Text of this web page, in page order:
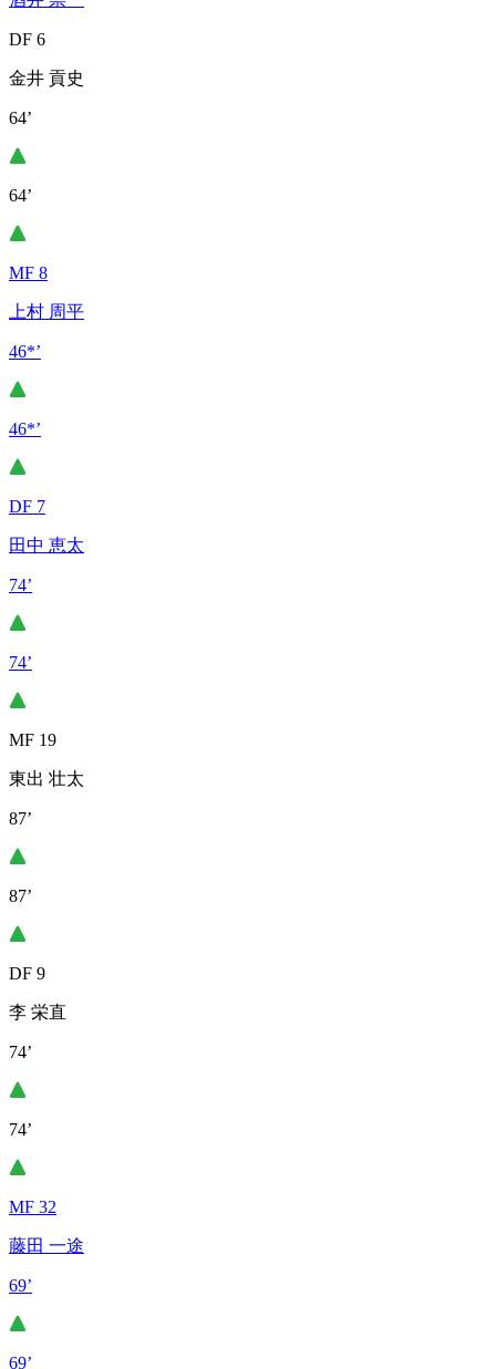
DF 6
金井 貢史
64’
64’
MF 8
上村 周平
46*’
46*’
DF 7
田中 恵太
74’
74’
MF 19
東出 壮太
87’
87’
DF 9
李 栄直
74’
74’
MF 32
藤田 一途
69’
69’